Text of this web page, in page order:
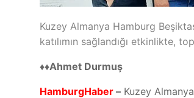
Kuzey Almanya Hamburg
katılımın sağlandığı etkinlikte,
♦♦Ahmet Durmuş
HamburgHaber – Kuzey